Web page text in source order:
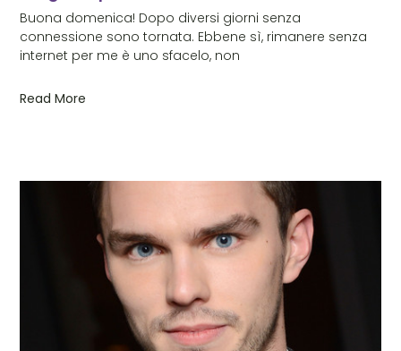
Buona domenica! Dopo diversi giorni senza
connessione sono tornata. Ebbene sì, rimanere senza
internet per me è uno sfacelo, non
Read More